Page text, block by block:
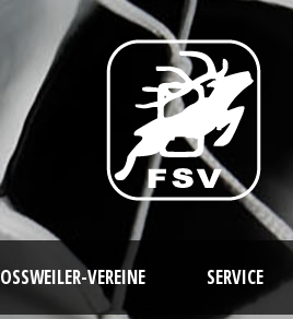
OSSWEILER-VEREINE SERVICE